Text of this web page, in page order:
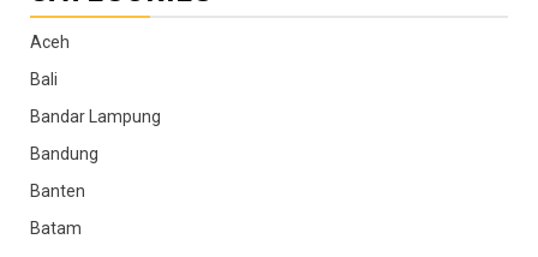
Aceh
Bali
Bandar Lampung
Bandung
Banten
Batam